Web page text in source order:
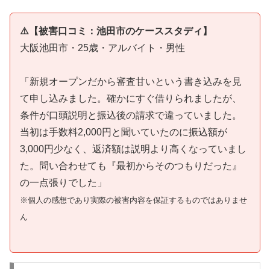
⚠️【被害口コミ：池田市のケーススタディ】
大阪池田市・25歳・アルバイト・男性
「新規オープンだから審査甘いという書き込みを見
て申し込みました。確かにすぐ借りられましたが、
条件が口頭説明と振込後の請求で違っていました。
当初は手数料2,000円と聞いていたのに振込額が
3,000円少なく、返済額は説明より高くなっていまし
た。問い合わせても『最初からそのつもりだった』
の一点張りでした」
※個人の感想であり実際の被害内容を保証するものではありませ
ん